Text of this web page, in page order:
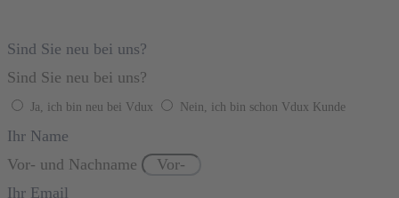
Sind Sie neu bei uns?
Sind Sie neu bei uns?
Ja, ich bin neu bei Vdux Nein, ich bin schon Vdux Kunde
Ihr Name
Vor- und Nachname
Ihr Email